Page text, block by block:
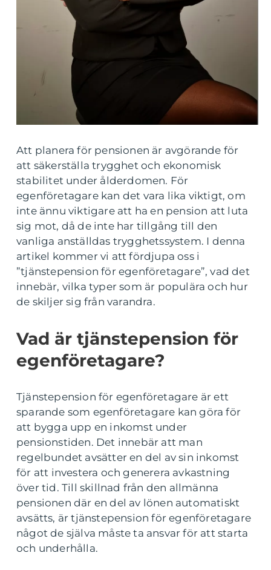
Att planera för pensionen är avgörande för
att säkerställa trygghet och ekonomisk
stabilitet under ålderdomen. För
egenföretagare kan det vara lika viktigt, om
inte ännu viktigare att ha en pension att luta
sig mot, då de inte har tillgång till den
vanliga anställdas trygghetssystem. I denna
artikel kommer vi att fördjupa oss i
”tjänstepension för egenföretagare”, vad det
innebär, vilka typer som är populära och hur
de skiljer sig från varandra.
Vad är tjänstepension för
egenföretagare?
Tjänstepension för egenföretagare är ett
sparande som egenföretagare kan göra för
att bygga upp en inkomst under
pensionstiden. Det innebär att man
regelbundet avsätter en del av sin inkomst
för att investera och generera avkastning
över tid. Till skillnad från den allmänna
pensionen där en del av lönen automatiskt
avsätts, är tjänstepension för egenföretagare
något de själva måste ta ansvar för att starta
och underhålla.